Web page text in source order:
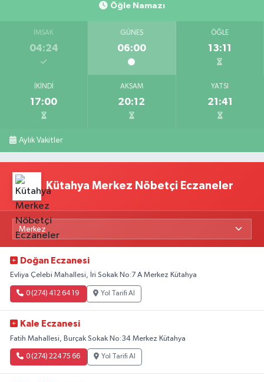
Öğle Namazı
İMSAK
04:24
GÜNEŞ
06:00
ÖĞLE
13:11
İKINDI
17:00
AKŞAM
20:12
YATSI
21:41
Aylık Vakitler
Kütahya Merkez Nöbetçi Eczaneler
Doğan Eczanesi
Evliya Çelebi Mahallesi, İri Sokak No:7 A Merkez Kütahya
0 (274) 412 64 19 Yol Tarifi Al
Kale Eczanesi
Fatih Mahallesi, Burçak Sokak No:34 Merkez Kütahya
0 (274) 224 75 66 Yol Tarifi Al